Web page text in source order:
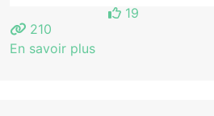
19
210
En savoir plus